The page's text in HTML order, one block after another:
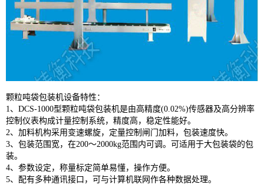
颗粒吨袋包装机设备特性：
1、DCS-1000型颗粒吨袋包装机是由高精度(0.02%)传感器及高分辨率
控制仪表构成计量控制系统，精度高，稳定性能好。
2、加料机构采用变速螺旋，定量控制闸门加料，包装速度快。
3、包装范围宽，在200～2000kg范围内可调。可适用于大包装袋的包
装。
4、参数设定，称量标定简单易懂，操作方便。
5、配有多种通讯接口，可与计算机联网作各种数据处理。